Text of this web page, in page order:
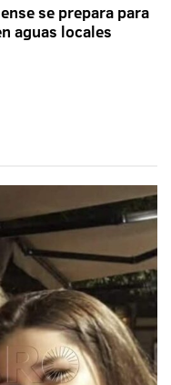
se prepara para
aguas locales